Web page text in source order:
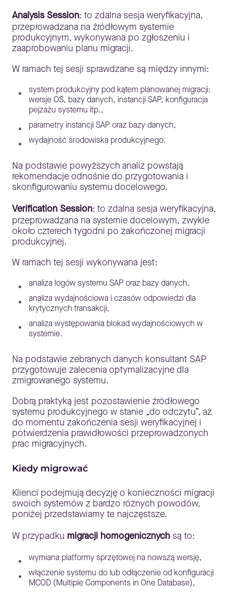
Analysis Session: to zdalna sesja weryfikacyjna,
przeprowadzana na źródłowym systemie
produkcyjnym, wykonywana po zgłoszeniu i
zaaprobowaniu planu migracji.
W ramach tej sesji sprawdzane są między innymi:
system produkcyjny pod kątem planowanej migracji:
wersje OS, bazy danych, instancji SAP, konfiguracja
pejzażu systemu itp.,
parametry instancji SAP oraz bazy danych,
wydajność środowiska produkcyjnego.
Na podstawie powyższych analiz powstają
rekomendacje odnośnie do przygotowania i
skonfigurowaniu systemu docelowego.
Verification Session: to zdalna sesja weryfikacyjna,
przeprowadzana na systemie docelowym, zwykle
około czterech tygodni po zakończonej migracji
produkcyjnej.
W ramach tej sesji wykonywana jest:
analiza logów systemu SAP oraz bazy danych,
analiza wydajnościowa i czasów odpowiedzi dla
krytycznych transakcji,
analiza występowania blokad wydajnościowych w
systemie.
Na podstawie zebranych danych konsultant SAP
przygotowuje zalecenia optymalizacyjne dla
zmigrowanego systemu.
Dobrą praktyką jest pozostawienie źródłowego
systemu produkcyjnego w stanie „do odczytu”, aż
do momentu zakończenia sesji weryfikacyjnej i
potwierdzenia prawidłowości przeprowadzonych
prac migracyjnych.
Kiedy migrować
Klienci podejmują decyzję o konieczności migracji
swoich systemów z bardzo różnych powodów,
poniżej przedstawiamy te najczęstsze.
W przypadku migracji homogenicznych są to:
wymiana platformy sprzętowej na nowszą wersję,
włączenie systemu do lub odłączenie od konfiguracji
MCOD (Multiple Components in One Database),